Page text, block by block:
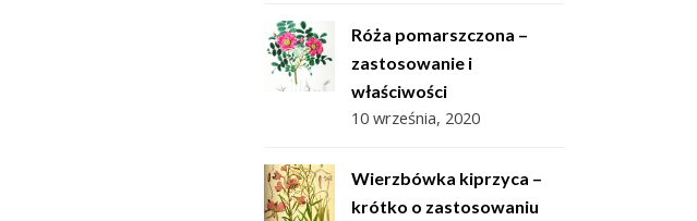
Róża pomarszczona –
zastosowanie i
właściwości
10 września, 2020
Wierzbówka kiprzyca –
krótko o zastosowaniu